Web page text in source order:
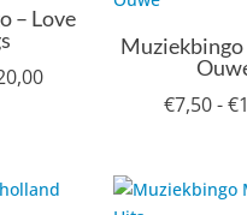
– Love
Prijsklasse:
Muziekbingo
€7,50-€